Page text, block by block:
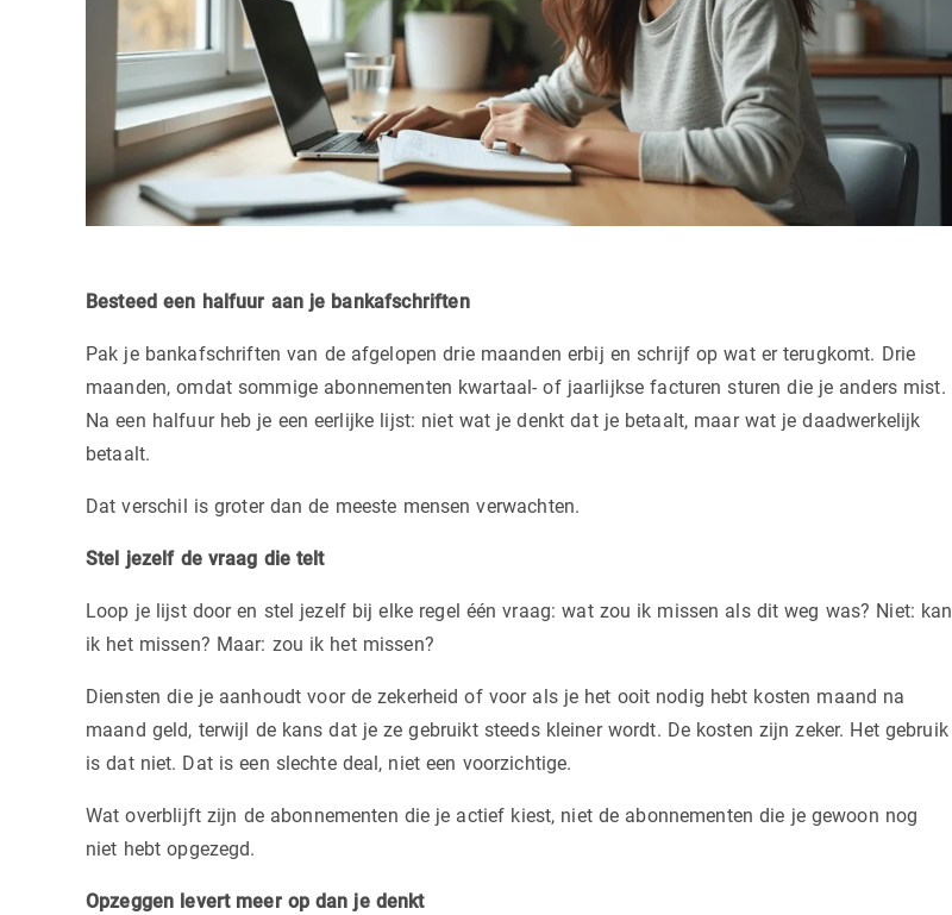
Besteed een halfuur aan je bankafschriften
Pak je bankafschriften van de afgelopen drie maanden erbij en schrijf op wat er terugkomt. Drie
maanden, omdat sommige abonnementen kwartaal- of jaarlijkse facturen sturen die je anders mist.
Na een halfuur heb je een eerlijke lijst: niet wat je denkt dat je betaalt, maar wat je daadwerkelijk
betaalt.
Dat verschil is groter dan de meeste mensen verwachten.
Stel jezelf de vraag die telt
Loop je lijst door en stel jezelf bij elke regel één vraag: wat zou ik missen als dit weg was? Niet: kan
ik het missen? Maar: zou ik het missen?
Diensten die je aanhoudt voor de zekerheid of voor als je het ooit nodig hebt kosten maand na
maand geld, terwijl de kans dat je ze gebruikt steeds kleiner wordt. De kosten zijn zeker. Het gebruik
is dat niet. Dat is een slechte deal, niet een voorzichtige.
Wat overblijft zijn de abonnementen die je actief kiest, niet de abonnementen die je gewoon nog
niet hebt opgezegd.
Opzeggen levert meer op dan je denkt